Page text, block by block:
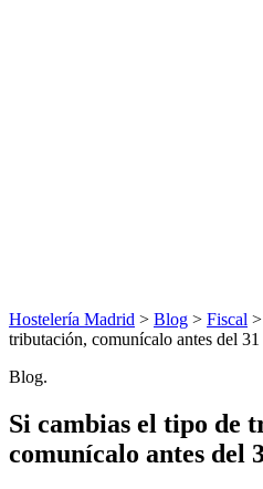
Hostelería Madrid > Blog > Fiscal
tributación, comunícalo antes del
Blog.
Si cambias el tipo de
comunícalo antes del